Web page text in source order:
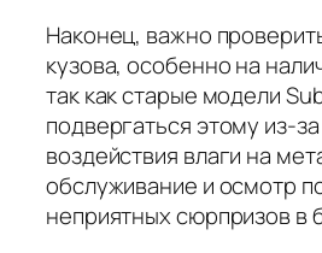
Наконец, важно
кузова, особенно на
так как старые модели
подвергаться этому из-
воздействия влаги на
обслуживание и осмотр
неприятных сюрпризов в